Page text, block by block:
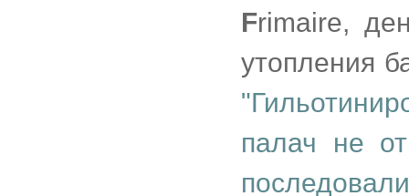
Frimaire,
утопления
палач не